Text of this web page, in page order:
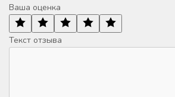
Ваша оценка
Текст отзыва